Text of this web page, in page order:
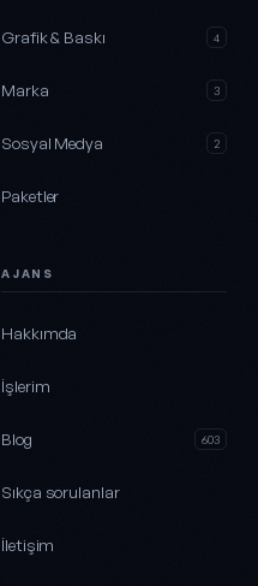
Grafik & Baskı 4
Marka 3
Sosyal Medya 2
Paketler
AJANS
Hakkımda
İşlerim
Blog 603
Sıkça sorulanlar
İletişim